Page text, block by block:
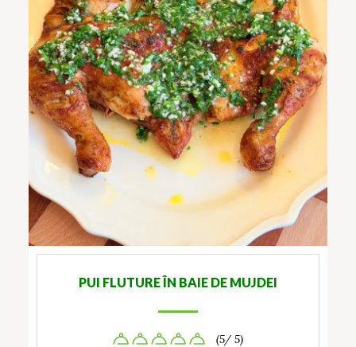
PUI FLUTURE ÎN BAIE DE MUJDEI
(5/ 5)